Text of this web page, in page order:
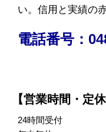
い。信用と実績の
電話番号：
【営業時間・定休
24時間受付